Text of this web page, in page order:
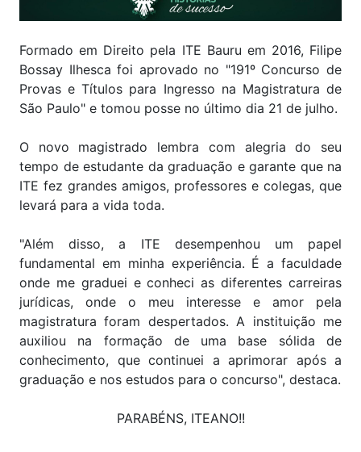
Formado em Direito pela ITE Bauru em 2016, Filipe
Bossay Ilhesca foi aprovado no "191º Concurso de
Provas e Títulos para Ingresso na Magistratura de
São Paulo" e tomou posse no último dia 21 de julho.
O novo magistrado lembra com alegria do seu
tempo de estudante da graduação e garante que na
ITE fez grandes amigos, professores e colegas, que
levará para a vida toda.
"Além disso, a ITE desempenhou um papel
fundamental em minha experiência. É a faculdade
onde me graduei e conheci as diferentes carreiras
jurídicas, onde o meu interesse e amor pela
magistratura foram despertados. A instituição me
auxiliou na formação de uma base sólida de
conhecimento, que continuei a aprimorar após a
graduação e nos estudos para o concurso", destaca.
PARABÉNS, ITEANO!!